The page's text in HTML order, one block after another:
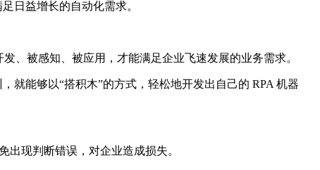
日益增长的自动化需求。
、被感知、被应用，才能满足企业飞速发展的业务需求。
就能够以“搭积木”的方式，轻松地开发出自己的 RPA 机器
现判断错误，对企业造成损失。